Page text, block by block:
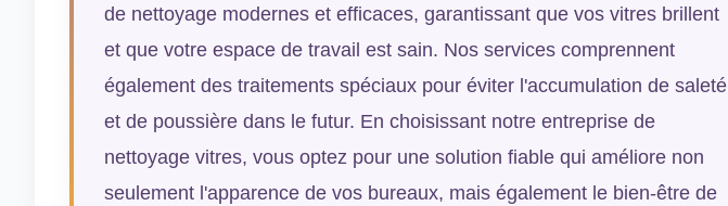
de nettoyage modernes et efficaces, garantissant que vos vitres brillent
et que votre espace de travail est sain. Nos services comprennent
également des traitements spéciaux pour éviter l'accumulation de saleté
et de poussière dans le futur. En choisissant notre entreprise de
nettoyage vitres, vous optez pour une solution fiable qui améliore non
seulement l'apparence de vos bureaux, mais également le bien-être de